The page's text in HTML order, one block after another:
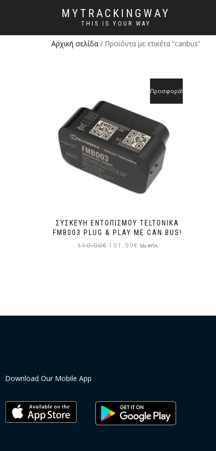
MYTRACKINGWAY
THIS IS YOUR WAY
Αρχική σελίδα / Προϊόντα με ετικέτα “canbus”
ΣΥΣΚΕΥΉ ΕΝΤΟΠΙΣΜΟΎ TELTONIKA
FMB003 PLUG & PLAY ΜΕ CAN BUS!
Προσφορά!
110.00€ 101.99€ Με ΦΠΑ
Download Our Mobile App